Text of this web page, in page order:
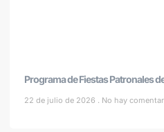
Programa de Fiestas Patronales
22 de julio de 2026 No hay